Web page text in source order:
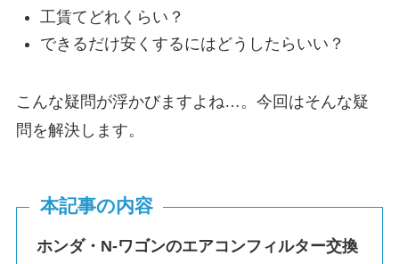
工賃てどれくらい？
できるだけ安くするにはどうしたらいい？
こんな疑問が浮かびますよね…。今回はそんな疑
問を解決します。
本記事の内容
ホンダ・ N-ワゴンのエアコンフィルター交換